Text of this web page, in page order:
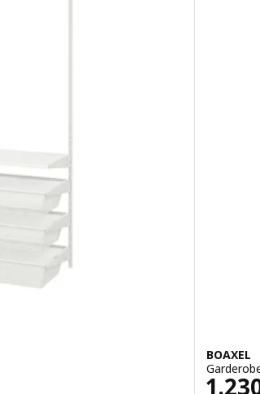
BOAXEL
Pris